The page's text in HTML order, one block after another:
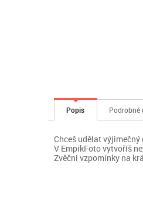
Popis Podrobné
Chceš udělat
V EmpikFoto vytvoříš
Zvěčni vzpomínky na